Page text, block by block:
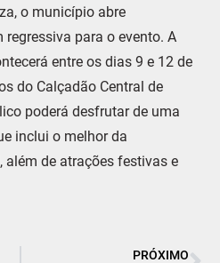
o município abre
para o evento. A
entre os dias 9 e 12 de
do Calçadão Central de
poderá desfrutar de uma
inclui o melhor da
de atrações festivas e
PRÓXIMO